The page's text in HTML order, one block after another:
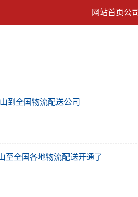
网站首页公
到全国物流配送公司
至全国各地物流配送开通了